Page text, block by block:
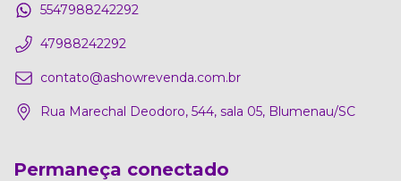
5547988242292
47988242292
contato@ashowrevenda.com.br
Rua Marechal Deodoro, 544, sala 05, Blumenau/SC
Permaneça conectado